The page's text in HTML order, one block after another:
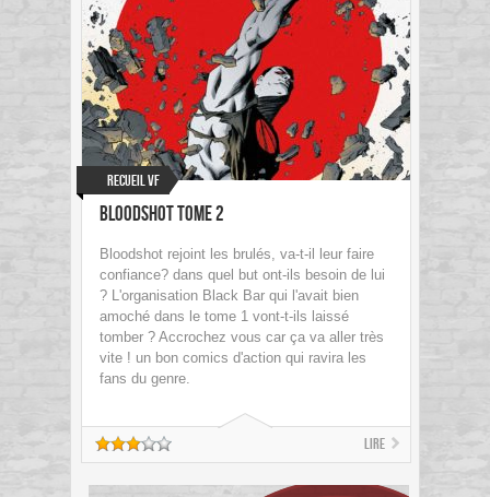
Recueil VF
Bloodshot Tome 2
Bloodshot rejoint les brulés, va-t-il leur faire
confiance? dans quel but ont-ils besoin de lui
? L'organisation Black Bar qui l'avait bien
amoché dans le tome 1 vont-t-ils laissé
tomber ? Accrochez vous car ça va aller très
vite ! un bon comics d'action qui ravira les
fans du genre.
Lire